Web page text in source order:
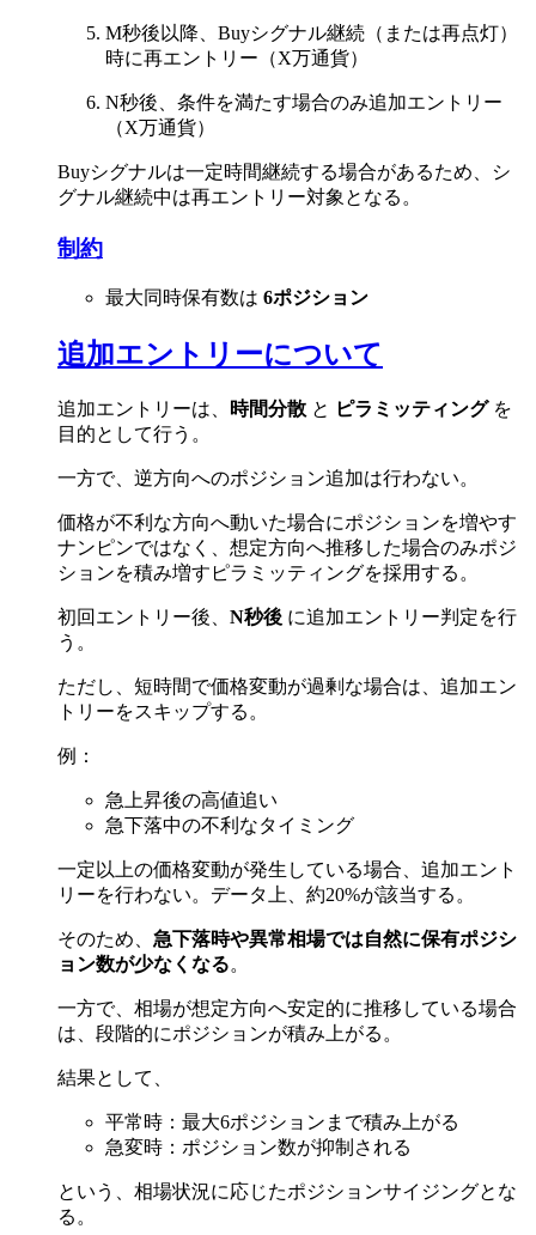
M秒後以降、Buyシグナル継続（または再点灯）
時に再エントリー（X万通貨）
N秒後、条件を満たす場合のみ追加エントリー
（X万通貨）
Buyシグナルは一定時間継続する場合があるため、シ
グナル継続中は再エントリー対象となる。
制約
最大同時保有数は 6ポジション
追加エントリーについて
追加エントリーは、 時間分散 と ピラミッティングを
目的として行う。
一方で、逆方向へのポジション追加は行わない。
価格が不利な方向へ動いた場合にポジションを増やす
ナンピンではなく、想定方向へ推移した場合のみポジ
ションを積み増すピラミッティングを採用する。
初回エントリー後、 N秒後 に追加エントリー判定を行
う。
ただし、短時間で価格変動が過剰な場合は、追加エン
トリーをスキップする。
例：
急上昇後の高値追い
急下落中の不利なタイミング
一定以上の価格変動が発生している場合、追加エント
リーを行わない。データ上、約20%が該当する。
そのため、 急下落時や異常相場では自然に保有ポジシ
ョン数が少なくなる。
一方で、相場が想定方向へ安定的に推移している場合
は、段階的にポジションが積み上がる。
結果として、
平常時：最大6ポジションまで積み上がる
急変時：ポジション数が抑制される
という、相場状況に応じたポジションサイジングとな
る。